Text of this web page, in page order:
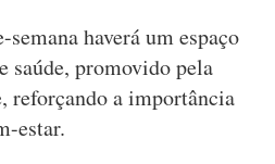
haverá um espaço
saúde, promovido pela
reforçando a importância
estar.